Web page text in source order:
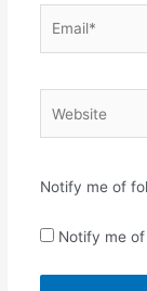
Notify me of
Notify me